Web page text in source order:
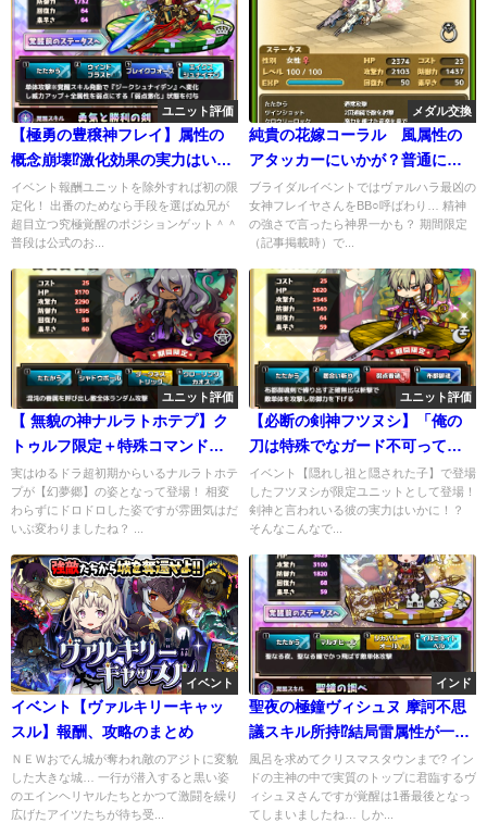
ユニット評価
【極勇の豊穣神フレイ】属性の
概念崩壊⁉激化効果の実力はいか
に？
イベント報酬ユニットを除外すれば初の限
定化！ 出番のためなら手段を選ばぬ兄が
超目立つ究極覚醒のポジションゲット＾＾
普段は公式のお...
メダル交換
純貴の花嫁コーラル 風属性の
アタッカーにいかが？普通に強
いw
ブライダルイベントではヴァルハラ最凶の
女神フレイヤさんをBB○呼ばわり… 精神
の強さで言ったら神界一かも？ 期間限定
（記事掲載時）で...
ユニット評価
【 無貌の神ナルラトホテプ】ク
トゥルフ限定＋特殊コマンドで
追加ダメージ
実はゆるドラ超初期からいるナルラトホテ
プが【幻夢郷】の姿となって登場！ 相変
わらずにドロドロした姿ですが雰囲気はだ
いぶ変わりましたね？ ...
ユニット評価
【必断の剣神フツヌシ】「俺の
刀は特殊でなガード不可ってや
つだ」
イベント【隠れし祖と隠された子】で登場
したフツヌシが限定ユニットとして登場！
剣神と言われいる彼の実力はいかに！？
そんなこんなで...
イベント
イベント【ヴァルキリーキャッ
スル】報酬、攻略のまとめ
ＮＥＷおでん城が奪われ敵のアジトに変貌
した大きな城… 一行が潜入すると黒い姿
のエインヘリヤルたちとかつて激闘を繰り
広げたアイツたちが待ち受...
インド
聖夜の極鐘ヴィシュヌ 摩訶不思
議スキル所持⁉結局雷属性が一番
なんだわ
風呂を求めてクリスマスタウンまで? イン
ドの主神の中で実質のトップに君臨するヴ
ィシュヌさんですが覚醒は1番最後となっ
てしまいましたね… しか...